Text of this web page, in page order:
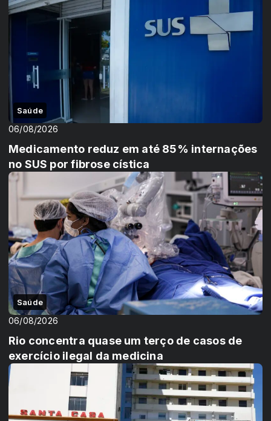
Saúde
06/08/2026
Medicamento reduz em até 85% internações
no SUS por fibrose cística
Saúde
06/08/2026
Rio concentra quase um terço de casos de
exercício ilegal da medicina